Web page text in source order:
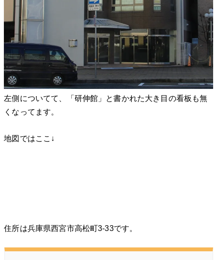
左側についてて、「研伸館」と書かれた大き目の看板も無
くなってます。
地図ではここ↓
住所は兵庫県西宮市高松町3-33です。